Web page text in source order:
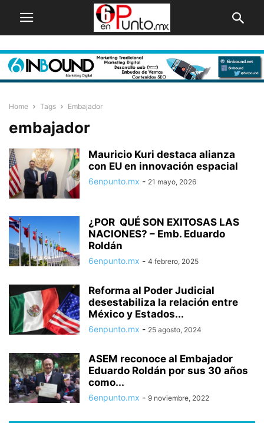
Home Tags Embajador
embajador
Mauricio Kuri destaca alianza
con EU en innovación espacial
6enpunto.mx - 21 mayo, 2026
¿POR QUÉ SON EXITOSAS LAS
NACIONES? – Emb. Eduardo
Roldán
6enpunto.mx - 4 febrero, 2025
Reforma al Poder Judicial
desestabiliza la relación entre
México y Estados...
6enpunto.mx - 25 agosto, 2024
ASEM reconoce al Embajador
Eduardo Roldán por sus 30 años
como...
6enpunto.mx - 9 noviembre, 2022